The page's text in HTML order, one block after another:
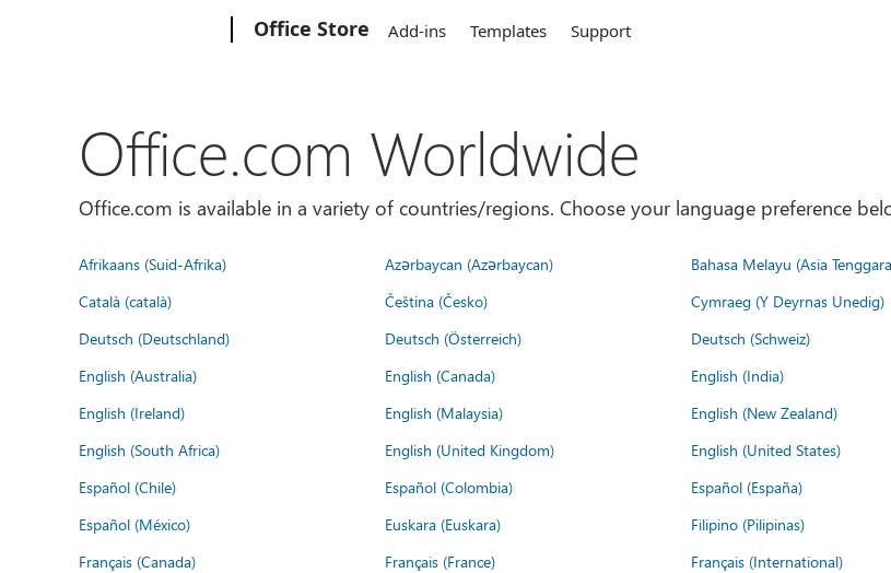
Office Store Add-ins Templates Support
Office.com Worldwide
Office.com is available in a variety of countries/regions. Choose your language preference
Afrikaans (Suid-Afrika) Azərbaycan (Azərbaycan) Bahasa Melayu (Asia
Català (català)
Čeština (Česko) Cymraeg (Y Deyrnas Unedig)
Deutsch (Deutschland)
Deutsch (Österreich) Deutsch (Schweiz)
English (Australia)
English (Canada) English (India)
English (Ireland)
English (Malaysia) English (New Zealand)
English (South Africa)
English (United Kingdom) English (United States)
Español (Chile)
Español (Colombia) Español (España)
Español (México)
Euskara (Euskara) Filipino (Pilipinas)
Français (Canada)
Français (France) Français (International)